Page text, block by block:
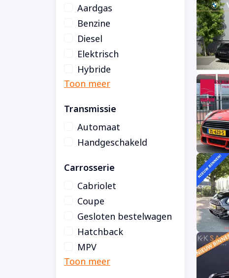
Aardgas
Benzine
Diesel
Elektrisch
Hybride
Transmissie
Automaat
Handgeschakeld
Carrosserie
Cabriolet
Coupe
Gesloten bestelwagen
Hatchback
MPV